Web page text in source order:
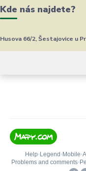
Kde nás najdete?
Husova 66/2, Šestajovice u